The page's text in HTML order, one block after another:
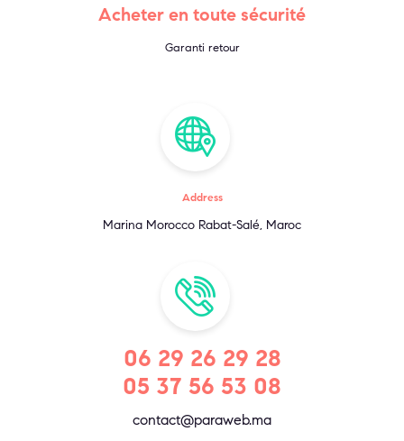
Acheter en toute sécurité
Garanti retour
Address
Marina Morocco Rabat-Salé, Maroc
06 29 26 29 28
05 37 56 53 08
contact@paraweb.ma